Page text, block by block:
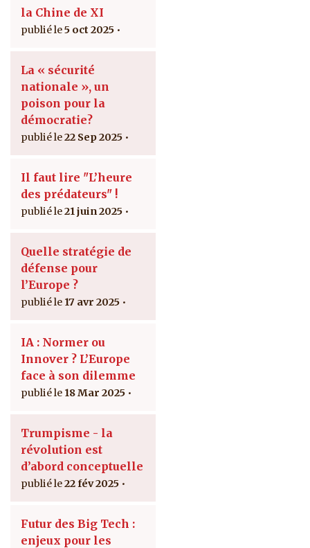
la Chine de XI
5 oct 2025
La « sécurité
nationale », un
poison pour la
démocratie?
22 Sep 2025
Il faut lire "L’heure
des prédateurs" !
21 juin 2025
Quelle stratégie de
défense pour
l’Europe ?
17 avr 2025
IA : Normer ou
Innover ? L’Europe
face à son dilemme
18 Mar 2025
Trumpisme - la
révolution est
d’abord conceptuelle
22 fév 2025
Futur des Big Tech :
enjeux pour les